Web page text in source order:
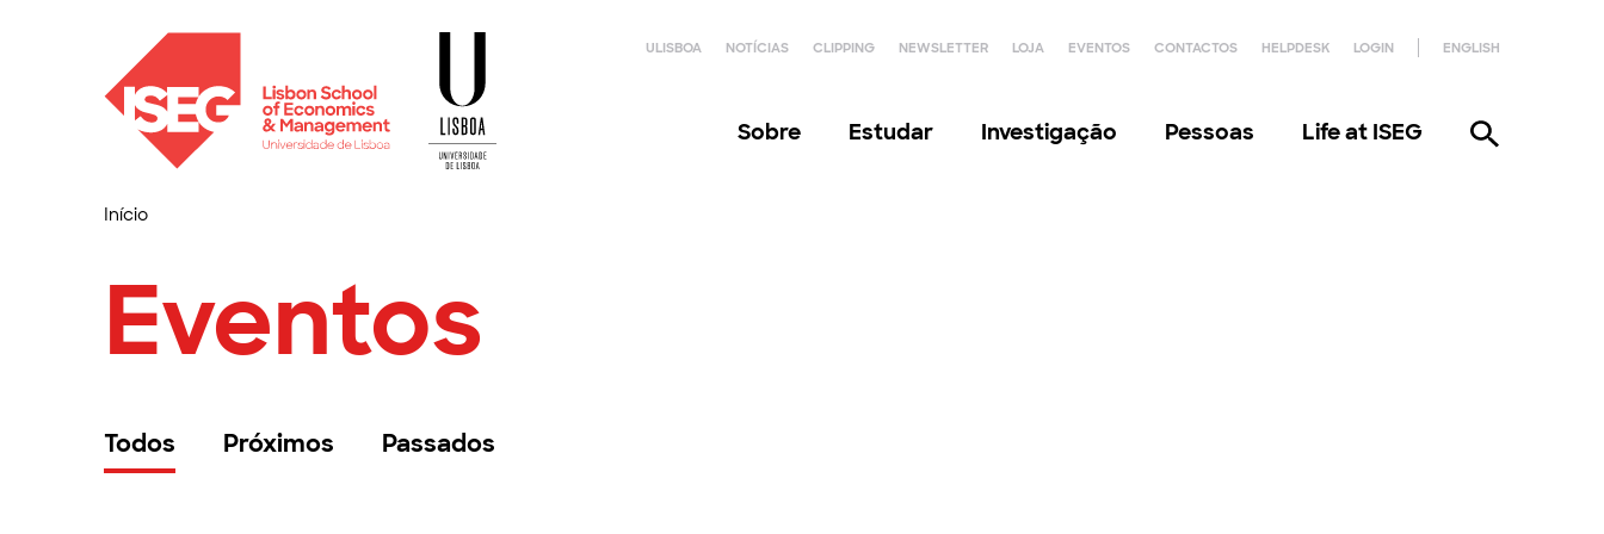
ULISBOA NOTÍCIAS CLIPPING NEWSLETTER LOJA EVENTOS CONTACTOS HELPDESK LOGIN ENGLISH
Sobre Estudar Investigação Pessoas Life at ISEG
Início
Eventos
Todos Próximos Passados